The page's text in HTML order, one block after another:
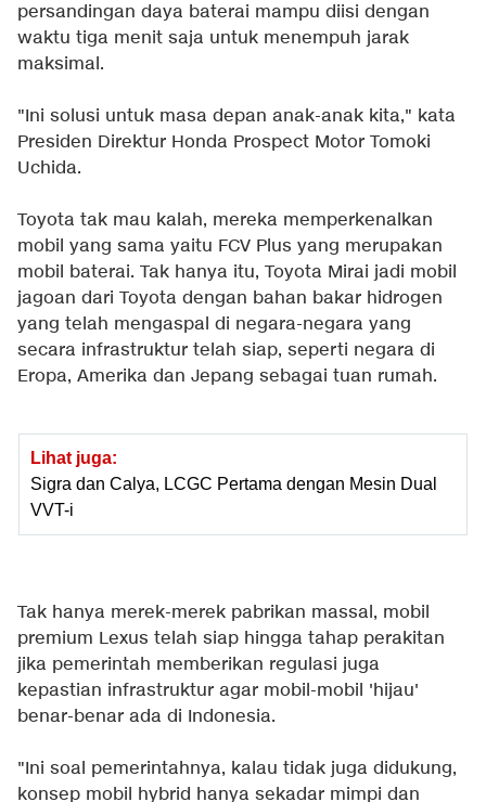
persandingan daya baterai mampu diisi dengan
waktu tiga menit saja untuk menempuh jarak
maksimal.
"Ini solusi untuk masa depan anak-anak kita," kata
Presiden Direktur Honda Prospect Motor Tomoki
Uchida.
Toyota tak mau kalah, mereka memperkenalkan
mobil yang sama yaitu FCV Plus yang merupakan
mobil baterai. Tak hanya itu, Toyota Mirai jadi mobil
jagoan dari Toyota dengan bahan bakar hidrogen
yang telah mengaspal di negara-negara yang
secara infrastruktur telah siap, seperti negara di
Eropa, Amerika dan Jepang sebagai tuan rumah.
Lihat juga:
Sigra dan Calya, LCGC Pertama dengan Mesin Dual
VVT-i
Tak hanya merek-merek pabrikan massal, mobil
premium Lexus telah siap hingga tahap perakitan
jika pemerintah memberikan regulasi juga
kepastian infrastruktur agar mobil-mobil 'hijau'
benar-benar ada di Indonesia.
"Ini soal pemerintahnya, kalau tidak juga didukung,
konsep mobil hybrid hanya sekadar mimpi dan